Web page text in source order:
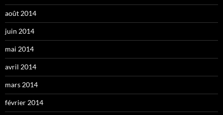
août 2014
juin 2014
mai 2014
avril 2014
mars 2014
février 2014